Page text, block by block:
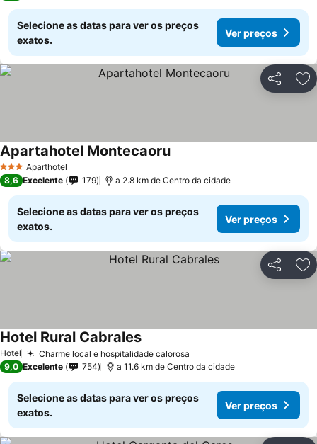
Selecione as datas para ver os preços
exatos.
Ver preços
Partilhar
3 EstrelasAparthotel
Apartahotel Montecaoru
8,6 Excelente 179 a 2.8 km de Centro da cidade
Selecione as datas para ver os preços
exatos.
Ver preços
Partilhar
Hotel Charme local e hospitalidade calorosa
Hotel Rural Cabrales
9,0 Excelente 754 a 11.6 km de Centro da cidade
Selecione as datas para ver os preços
exatos.
Ver preços